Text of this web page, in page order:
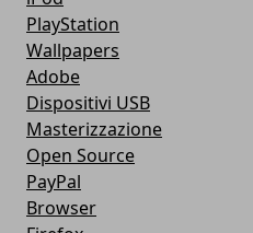
PlayStation
Wallpapers
Adobe
Dispositivi USB
Masterizzazione
Open Source
PayPal
Browser